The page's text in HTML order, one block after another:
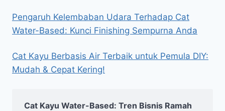
Pengaruh Kelembaban Udara Terhadap Cat
Water-Based: Kunci Finishing Sempurna Anda
Cat Kayu Berbasis Air Terbaik untuk Pemula DIY:
Mudah & Cepat Kering!
Cat Kayu Water-Based: Tren Bisnis Ramah